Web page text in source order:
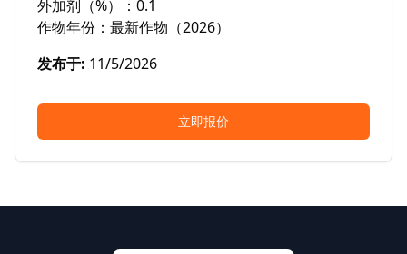
外加剂（%）：0.1
作物年份：最新作物（2026）
发布于: 11/5/2026
立即报价